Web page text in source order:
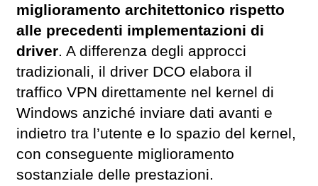
miglioramento architettonico rispetto
alle precedenti implementazioni di
driver. A differenza degli approcci
tradizionali, il driver DCO elabora il
traffico VPN direttamente nel kernel di
Windows anziché inviare dati avanti e
indietro tra l’utente e lo spazio del kernel,
con conseguente miglioramento
sostanziale delle prestazioni.